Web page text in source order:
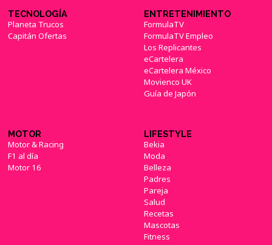
TECNOLOGÍA
Planeta Trucos
Capitán Ofertas
ENTRETENIMIENTO
FormulaTV
FormulaTV Empleo
Los Replicantes
eCartelera
eCartelera México
Movienco UK
Guía de Japón
MOTOR
Motor & Racing
F1 al día
Motor 16
LIFESTYLE
Bekia
Moda
Belleza
Padres
Pareja
Salud
Recetas
Mascotas
Fitness